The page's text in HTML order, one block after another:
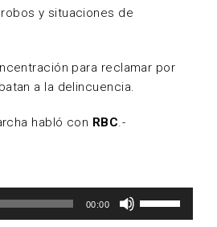
y situaciones de
para reclamar por
a la delincuencia.
habló con RBC.-
00:00